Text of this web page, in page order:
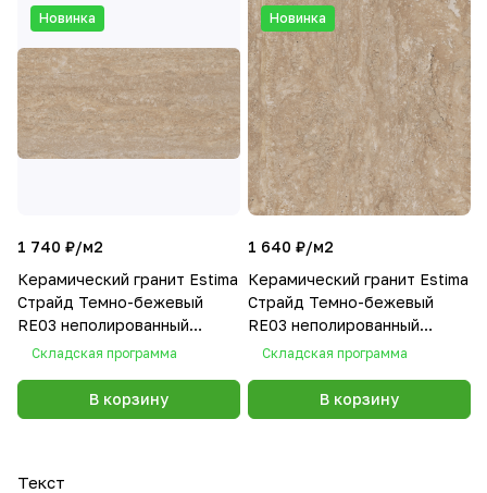
Новинка
1 740 ₽/м2
Керамический гранит Estima
Страйд Темно-бежевый
RE03 неполированный
30,6x60,9x8
Складская программа
В корзину
Новинка
1 640 ₽/м2
Керамический гранит Estima
Страйд Темно-бежевый
RE03 неполированный
40.5x40.5x8
Складская программа
В корзину
Текст